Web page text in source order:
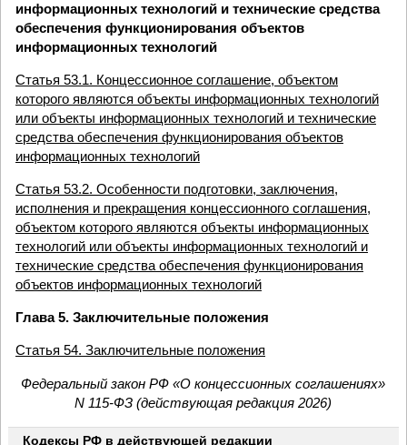
информационных технологий и технические средства
обеспечения функционирования объектов
информационных технологий
Статья 53.1. Концессионное соглашение, объектом
которого являются объекты информационных технологий
или объекты информационных технологий и технические
средства обеспечения функционирования объектов
информационных технологий
Статья 53.2. Особенности подготовки, заключения,
исполнения и прекращения концессионного соглашения,
объектом которого являются объекты информационных
технологий или объекты информационных технологий и
технические средства обеспечения функционирования
объектов информационных технологий
Глава 5. Заключительные положения
Статья 54. Заключительные положения
Федеральный закон РФ «О концессионных соглашениях»
N 115-ФЗ (действующая редакция 2026)
Кодексы РФ в действующей редакции